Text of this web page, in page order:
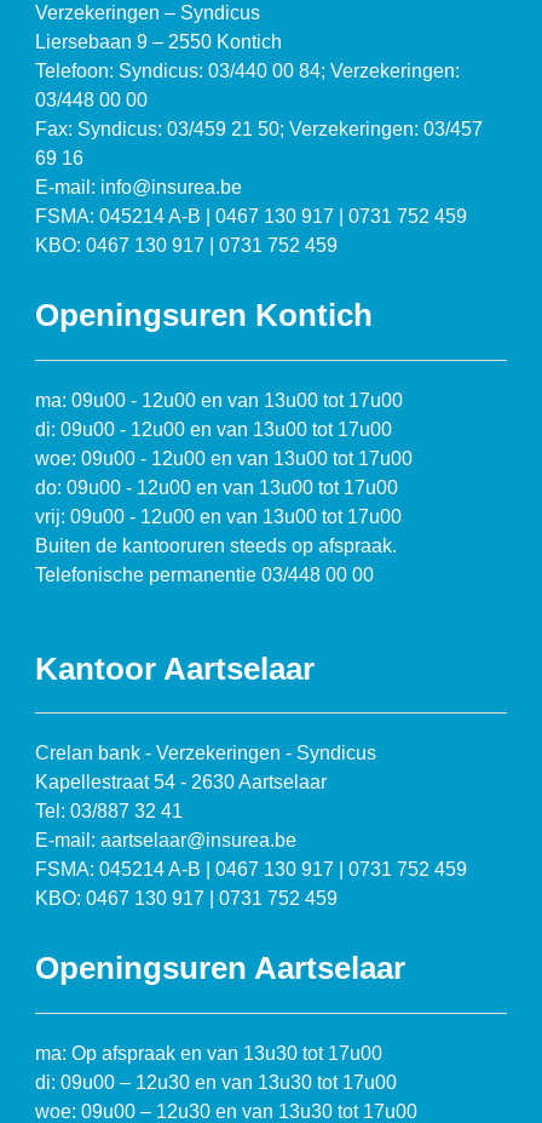
Verzekeringen – Syndicus
Liersebaan 9 – 2550 Kontich
Telefoon: Syndicus: 03/440 00 84; Verzekeringen:
03/448 00 00
Fax: Syndicus: 03/459 21 50; Verzekeringen: 03/457
69 16
E-mail: info@insurea.be
FSMA: 045214 A-B | 0467 130 917 | 0731 752 459
KBO: 0467 130 917 | 0731 752 459
Openingsuren Kontich
ma: 09u00 - 12u00 en van 13u00 tot 17u00
di: 09u00 - 12u00 en van 13u00 tot 17u00
woe: 09u00 - 12u00 en van 13u00 tot 17u00
do: 09u00 - 12u00 en van 13u00 tot 17u00
vrij: 09u00 - 12u00 en van 13u00 tot 17u00
Buiten de kantooruren steeds op afspraak.
Telefonische permanentie 03/448 00 00
Kantoor Aartselaar
Crelan bank - Verzekeringen - Syndicus
Kapellestraat 54 - 2630 Aartselaar
Tel: 03/887 32 41
E-mail: aartselaar@insurea.be
FSMA: 045214 A-B | 0467 130 917 | 0731 752 459
KBO: 0467 130 917 | 0731 752 459
Openingsuren Aartselaar
ma: Op afspraak en van 13u30 tot 17u00
di: 09u00 – 12u30 en van 13u30 tot 17u00
woe: 09u00 – 12u30 en van 13u30 tot 17u00